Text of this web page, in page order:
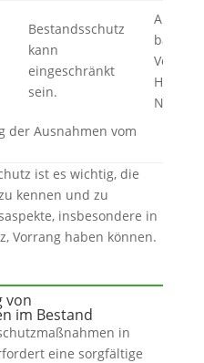
Bestandsschutz
kann
eingeschränkt
sein.
der Ausnahmen vom
ist es wichtig, die
kennen und zu
insbesondere in
Vorrang haben können.
von
im Bestand
in
eine sorgfältige